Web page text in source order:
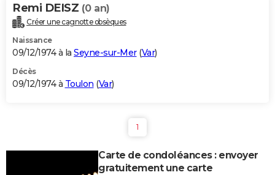
Remi DEISZ (0 an)
Créer une cagnotte obsèques
Naissance
09/12/1974 à la Seyne-sur-Mer(Var)
Décès
09/12/1974 à Toulon (Var)
1
Carte de condoléances : envoyer
gratuitement une carte